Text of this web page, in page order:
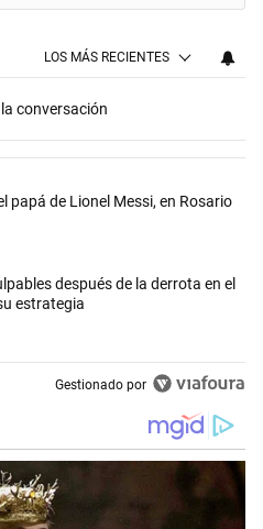
LOS MÁS RECIENTES
conversación
con más comentarios en los
"Murió Jorge Messi, el papá de
papá de Lionel Messi, en Rosario
"La Rosada busca culpables
después de la derrota en el
estrategia
Gestionado por